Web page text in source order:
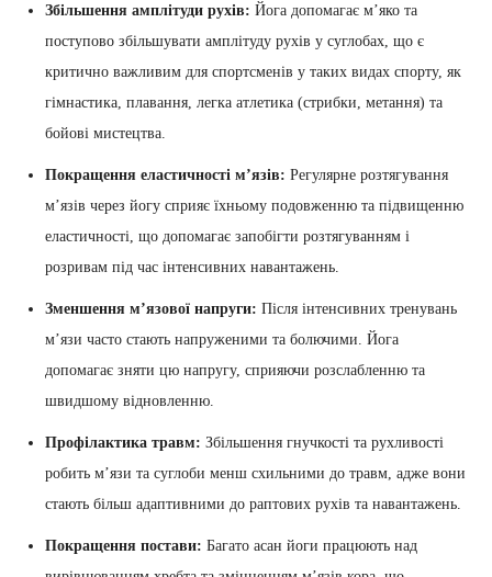
Збільшення амплітуди рухів: Йога допомагає м’яко та
поступово збільшувати амплітуду рухів у суглобах, що є
критично важливим для спортсменів у таких видах спорту, як
гімнастика, плавання, легка атлетика (стрибки, метання) та
бойові мистецтва.
Покращення еластичності м’язів: Регулярне розтягування
м’язів через йогу сприяє їхньому подовженню та підвищенню
еластичності, що допомагає запобігти розтягуванням і
розривам під час інтенсивних навантажень.
Зменшення м’язової напруги: Після інтенсивних тренувань
м’язи часто стають напруженими та болючими. Йога
допомагає зняти цю напругу, сприяючи розслабленню та
швидшому відновленню.
Профілактика травм: Збільшення гнучкості та рухливості
робить м’язи та суглоби менш схильними до травм, адже вони
стають більш адаптивними до раптових рухів та навантажень.
Покращення постави: Багато асан йоги працюють над